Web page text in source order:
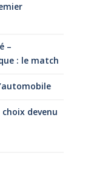
–
: le match
devenu